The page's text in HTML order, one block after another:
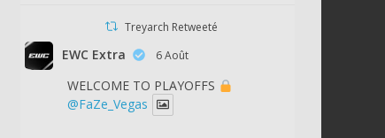
Treyarch Retweeté
EWC Extra 6 Août
WELCOME TO PLAYOFFS
@FaZe_Vegas